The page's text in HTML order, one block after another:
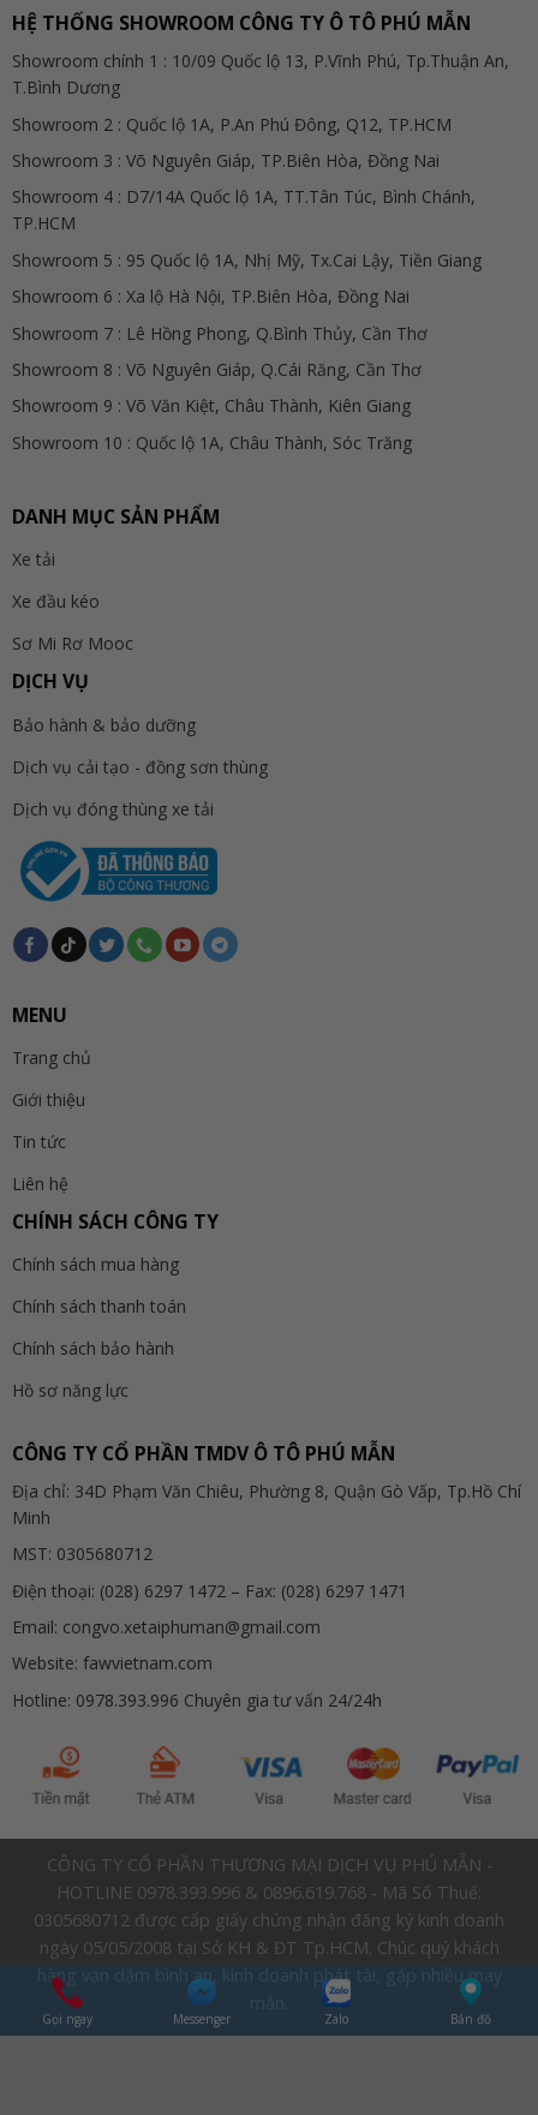
HỆ THỐNG SHOWROOM CÔNG TY Ô TÔ PHÚ MẪN
Showroom chính 1 : 10/09 Quốc lộ 13, P.Vĩnh Phú, Tp.Thuận An,
T.Bình Dương
Showroom 2 : Quốc lộ 1A, P.An Phú Đông, Q12, TP.HCM
Showroom 3 : Võ Nguyên Giáp, TP.Biên Hòa, Đồng Nai
Showroom 4 : D7/14A Quốc lộ 1A, TT.Tân Túc, Bình Chánh,
TP.HCM
Showroom 5 : 95 Quốc lộ 1A, Nhị Mỹ, Tx.Cai Lậy, Tiền Giang
Showroom 6 : Xa lộ Hà Nội, TP.Biên Hòa, Đồng Nai
Showroom 7 : Lê Hồng Phong, Q.Bình Thủy, Cần Thơ
Showroom 8 : Võ Nguyên Giáp, Q.Cái Răng, Cần Thơ
Showroom 9 : Võ Văn Kiệt, Châu Thành, Kiên Giang
Showroom 10 : Quốc lộ 1A, Châu Thành, Sóc Trăng
DANH MỤC SẢN PHẨM
Xe tải
Xe đầu kéo
Sơ Mi Rơ Mooc
DỊCH VỤ
Bảo hành & bảo dưỡng
Dịch vụ cải tạo - đồng sơn thùng
Dịch vụ đóng thùng xe tải
MENU
Trang chủ
Giới thiệu
Tin tức
Liên hệ
CHÍNH SÁCH CÔNG TY
Chính sách mua hàng
Chính sách thanh toán
Chính sách bảo hành
Hồ sơ năng lực
CÔNG TY CỔ PHẦN TMDV Ô TÔ PHÚ MẪN
Địa chỉ: 34D Phạm Văn Chiêu, Phường 8, Quận Gò Vấp, Tp.Hồ Chí
Minh
MST: 0305680712
Điện thoại: (028) 6297 1472 – Fax: (028) 6297 1471
Email: congvo.xetaiphuman@gmail.com
Website: fawvietnam.com
Hotline: 0978.393.996 Chuyên gia tư vấn 24/24h
CÔNG TY CỔ PHẦN THƯƠNG MẠI DỊCH VỤ PHÚ MẪN -
HOTLINE 0978.393.996 & 0896.619.768 - Mã Số Thuế:
0305680712 được cấp giấy chứng nhận đăng ký kinh doanh
ngày 05/05/2008 tại Sở KH & ĐT Tp.HCM. Chúc quý khách
hàng vạn dặm bình an, kinh doanh phát tài, gặp nhiều may
Gọi ngay Messenger Zalo Bản đồ